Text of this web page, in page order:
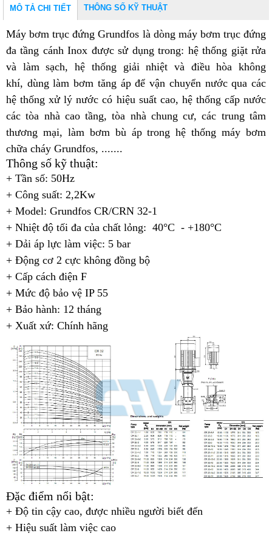
MÔ TẢ CHI TIẾT THÔNG SỐ KỸ THUẬT
Máy bơm trục đứng Grundfos là dòng máy bơm trục đứng
đa tầng cánh Inox được sử dụng trong: hệ thống giặt rửa
và làm sạch, hệ thống giải nhiệt và điều hòa không
khí, dùng làm bơm tăng áp để vận chuyển nước qua các
hệ thống xử lý nước có hiệu suất cao, hệ thống cấp nước
các tòa nhà cao tầng, tòa nhà chung cư, các trung tâm
thương mại, làm bơm bù áp trong hệ thống máy bơm
chữa cháy Grundfos, .......
Thông số kỹ thuật:
+ Tần số: 50Hz
+ Công suất: 2,2Kw
+ Model: Grundfos CR/CRN 32-1
+ Nhiệt độ tối đa của chất lỏng: 40°C - +180°C
+ Dải áp lực làm việc: 5 bar
+ Động cơ 2 cực không đồng bộ
+ Cấp cách điện F
+ Mức độ bảo vệ IP 55
+ Bảo hành: 12 tháng
+ Xuất xứ: Chính hãng
Đặc điểm nổi bật:
+ Độ tin cậy cao, được nhiều người biết đến
+ Hiệu suất làm việc cao